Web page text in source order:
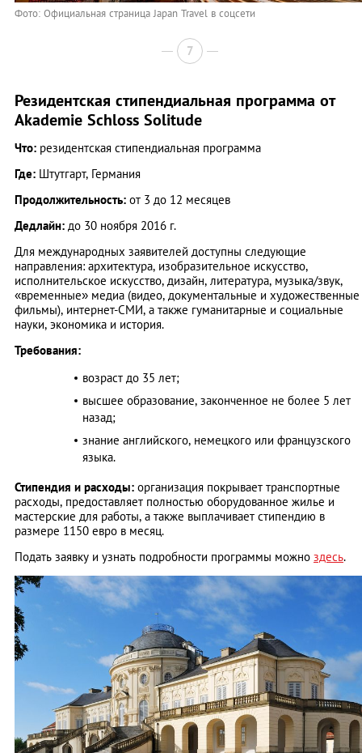
Фото: Официальная страница Japan Travel в соцсети
7
Резидентская стипендиальная программа от
Akademie Schloss Solitude
Что: резидентская стипендиальная программа
Где: Штутгарт, Германия
Продолжительность: от 3 до 12 месяцев
Дедлайн: до 30 ноября 2016 г.
Для международных заявителей доступны следующие
направления: архитектура, изобразительное искусство,
исполнительское искусство, дизайн, литература, музыка/звук,
«временные» медиа (видео, документальные и художественные
фильмы), интернет-СМИ, а также гуманитарные и социальные
науки, экономика и история.
Требования:
возраст до 35 лет;
высшее образование, законченное не более 5 лет
назад;
знание английского, немецкого или французского
языка.
Стипендия и расходы: организация покрывает транспортные
расходы, предоставляет полностью оборудованное жилье и
мастерские для работы, а также выплачивает стипендию в
размере 1150 евро в месяц.
Подать заявку и узнать подробности программы можно здесь.